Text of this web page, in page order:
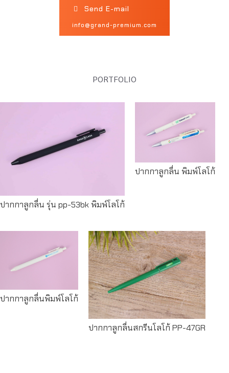
Send E-mail
info@grand-premium.com
PORTFOLIO
Read more
ปากกาลูกลื่น รุ่น pp-53bk พิมพ์โลโก้
Read
more
ปากกาลูกลื่น พิมพ์โลโก้
Read
more
ปากกาลูกลื่นพิมพ์โลโก้
Read more
ปากกาลูกลื่นสกรีนโลโก้ PP-47GR